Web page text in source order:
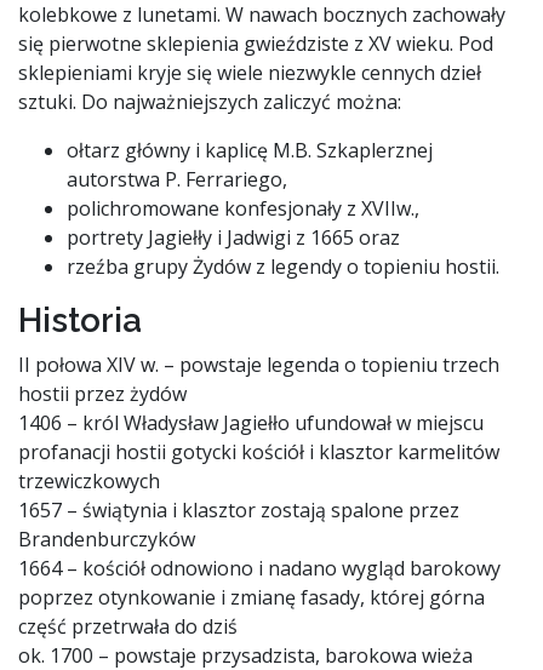
kolebkowe z lunetami. W nawach bocznych zachowały
się pierwotne sklepienia gwieździste z XV wieku. Pod
sklepieniami kryje się wiele niezwykle cennych dzieł
sztuki. Do najważniejszych zaliczyć można:
ołtarz główny i kaplicę M.B. Szkaplerznej
autorstwa P. Ferrariego,
polichromowane konfesjonały z XVIIw.,
portrety Jagiełły i Jadwigi z 1665 oraz
rzeźba grupy Żydów z legendy o topieniu hostii.
Historia
II połowa XIV w. – powstaje legenda o topieniu trzech
hostii przez żydów
1406 – król Władysław Jagiełło ufundował w miejscu
profanacji hostii gotycki kościół i klasztor karmelitów
trzewiczkowych
1657 – świątynia i klasztor zostają spalone przez
Brandenburczyków
1664 – kościół odnowiono i nadano wygląd barokowy
poprzez otynkowanie i zmianę fasady, której górna
część przetrwała do dziś
ok. 1700 – powstaje przysadzista, barokowa wieża